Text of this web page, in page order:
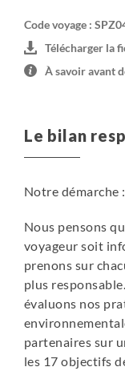
Code voyage :
Télécharger la
À savoir avant
Le bilan
Notre démarche :
Nous pensons
voyageur soit
prenons sur
plus
évaluons nos
partenaires sur
les 17 objectifs